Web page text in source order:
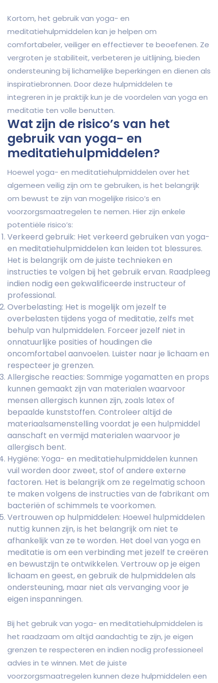
Kortom, het gebruik van yoga- en
meditatiehulpmiddelen kan je helpen om
comfortabeler, veiliger en effectiever te beoefenen. Ze
vergroten je stabiliteit, verbeteren je uitlijning, bieden
ondersteuning bij lichamelijke beperkingen en dienen als
inspiratiebronnen. Door deze hulpmiddelen te
integreren in je praktijk kun je de voordelen van yoga en
meditatie ten volle benutten.
Wat zijn de risico’s van het
gebruik van yoga- en
meditatiehulpmiddelen?
Hoewel yoga- en meditatiehulpmiddelen over het
algemeen veilig zijn om te gebruiken, is het belangrijk
om bewust te zijn van mogelijke risico’s en
voorzorgsmaatregelen te nemen. Hier zijn enkele
potentiële risico’s:
Verkeerd gebruik: Het verkeerd gebruiken van yoga-
en meditatiehulpmiddelen kan leiden tot blessures.
Het is belangrijk om de juiste technieken en
instructies te volgen bij het gebruik ervan. Raadpleeg
indien nodig een gekwalificeerde instructeur of
professional.
Overbelasting: Het is mogelijk om jezelf te
overbelasten tijdens yoga of meditatie, zelfs met
behulp van hulpmiddelen. Forceer jezelf niet in
onnatuurlijke posities of houdingen die
oncomfortabel aanvoelen. Luister naar je lichaam en
respecteer je grenzen.
Allergische reacties: Sommige yogamatten en props
kunnen gemaakt zijn van materialen waarvoor
mensen allergisch kunnen zijn, zoals latex of
bepaalde kunststoffen. Controleer altijd de
materiaalsamenstelling voordat je een hulpmiddel
aanschaft en vermijd materialen waarvoor je
allergisch bent.
Hygiëne: Yoga- en meditatiehulpmiddelen kunnen
vuil worden door zweet, stof of andere externe
factoren. Het is belangrijk om ze regelmatig schoon
te maken volgens de instructies van de fabrikant om
bacteriën of schimmels te voorkomen.
Vertrouwen op hulpmiddelen: Hoewel hulpmiddelen
nuttig kunnen zijn, is het belangrijk om niet te
afhankelijk van ze te worden. Het doel van yoga en
meditatie is om een verbinding met jezelf te creëren
en bewustzijn te ontwikkelen. Vertrouw op je eigen
lichaam en geest, en gebruik de hulpmiddelen als
ondersteuning, maar niet als vervanging voor je
eigen inspanningen.
Bij het gebruik van yoga- en meditatiehulpmiddelen is
het raadzaam om altijd aandachtig te zijn, je eigen
grenzen te respecteren en indien nodig professioneel
advies in te winnen. Met de juiste
voorzorgsmaatregelen kunnen deze hulpmiddelen een